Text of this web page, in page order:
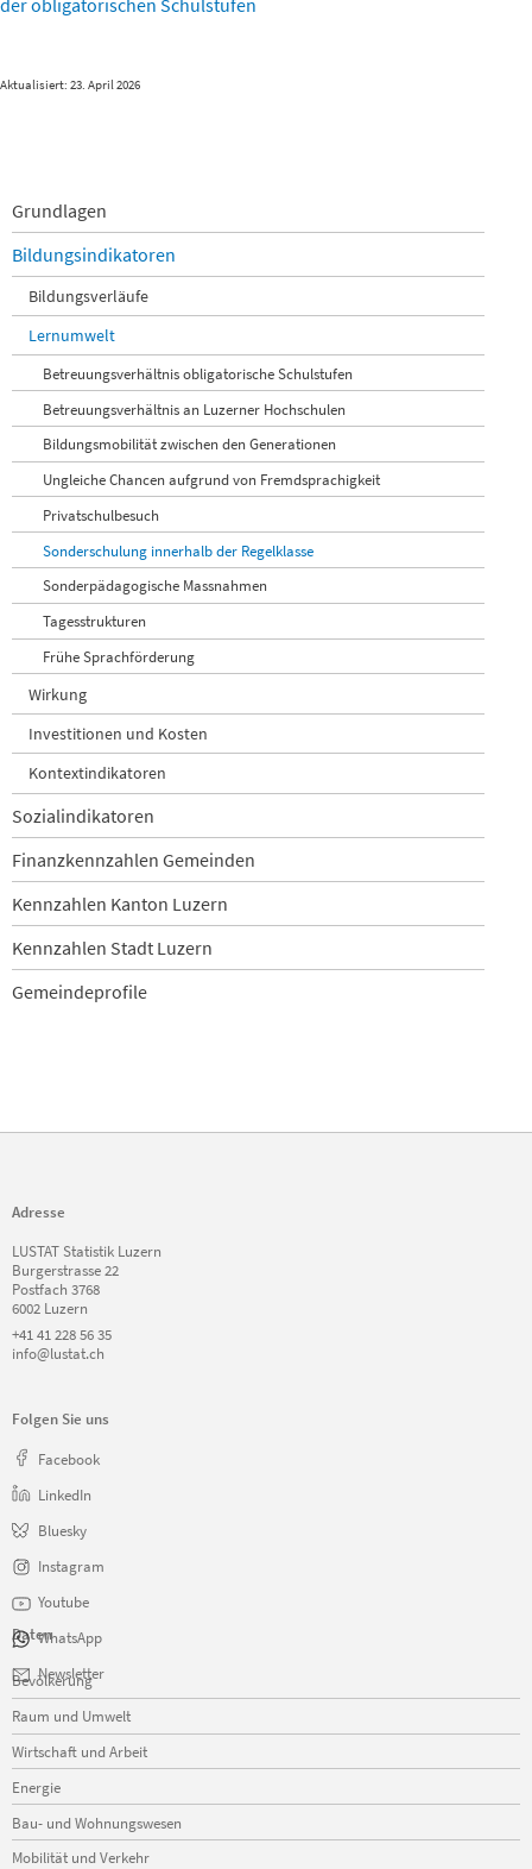
der obligatorischen Schulstufen
Aktualisiert: 23. April 2026
Navigation
überspringen
Grundlagen
Bildungsindikatoren
Bildungsverläufe
Lernumwelt
Betreuungsverhältnis obligatorische Schulstufen
Betreuungsverhältnis an Luzerner Hochschulen
Bildungsmobilität zwischen den Generationen
Ungleiche Chancen aufgrund von Fremdsprachigkeit
Privatschulbesuch
Sonderschulung innerhalb der Regelklasse
Sonderpädagogische Massnahmen
Tagesstrukturen
Frühe Sprachförderung
Wirkung
Investitionen und Kosten
Kontextindikatoren
Sozialindikatoren
Finanzkennzahlen Gemeinden
Kennzahlen Kanton Luzern
Kennzahlen Stadt Luzern
Gemeindeprofile
Adresse
LUSTAT Statistik Luzern
Burgerstrasse 22
Postfach 3768
6002 Luzern
+41 41 228 56 35
info@lustat.ch
Folgen Sie uns
Facebook
LinkedIn
Bluesky
Instagram
Youtube
WhatsApp
Newsletter
Daten
Navigation
überspringen
Bevölkerung
Raum und Umwelt
Wirtschaft und Arbeit
Energie
Bau- und Wohnungswesen
Mobilität und Verkehr